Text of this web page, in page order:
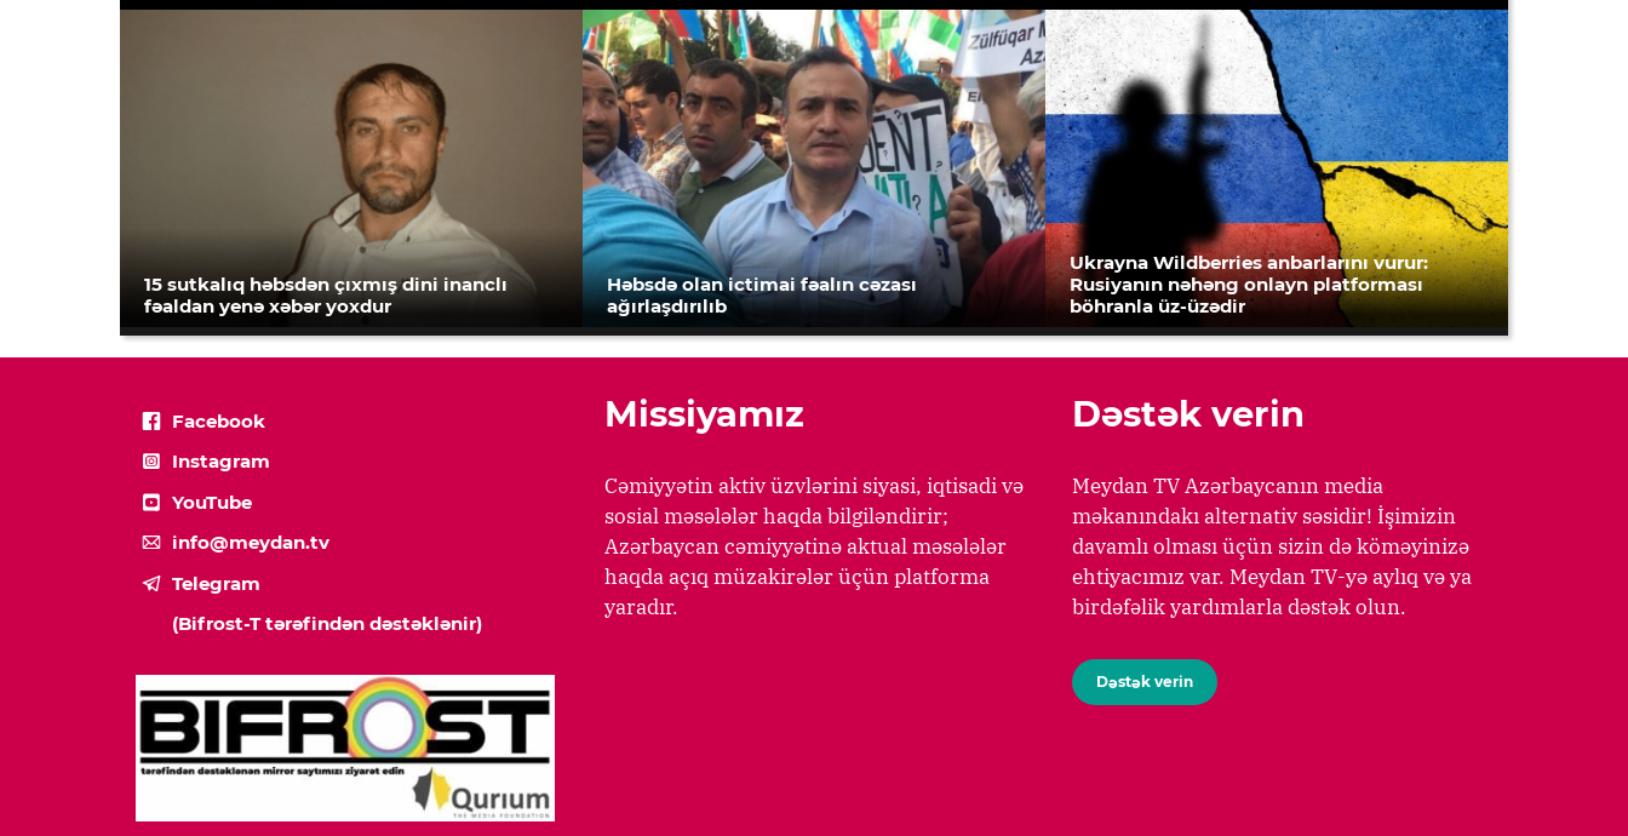
15 sutkalıq həbsdən çıxmış dini inanclı
fəaldan yenə xəbər yoxdur
Həbsdə olan ictimai fəalın cəzası
ağırlaşdırılıb
Ukrayna Wildberries anbarlarını vurur:
Rusiyanın nəhəng onlayn platforması
böhranla üz-üzədir
Facebook
Instagram
YouTube
info@meydan.tv
Telegram
(Bifrost-T tərəfindən dəstəklənir)
Missiyamız
Cəmiyyətin aktiv üzvlərini siyasi, iqtisadi və
sosial məsələlər haqda bilgiləndirir;
Azərbaycan cəmiyyətinə aktual məsələlər
haqda açıq müzakirələr üçün platforma
yaradır.
Dəstək verin
Meydan TV Azərbaycanın media
məkanındakı alternativ səsidir! İşimizin
davamlı olması üçün sizin də köməyinizə
ehtiyacımız var. Meydan TV-yə aylıq və ya
birdəfəlik yardımlarla dəstək olun.
Dəstək verin